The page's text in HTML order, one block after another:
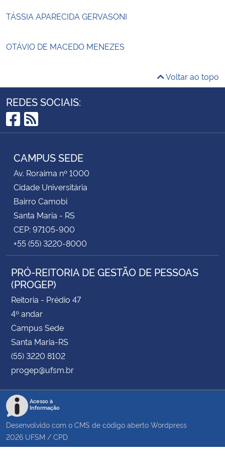
TÁSSIA APARECIDA GERVASONI
OTÁVIO DE MACEDO MENEZES
Voltar ao topo
REDES SOCIAIS:
Facebook
RSS
CAMPUS SEDE
Av. Roraima nº 1000
Cidade Universitária
Bairro Camobi
Santa Maria - RS
CEP: 97105-900
+55 (55) 3220-8000
PRÓ-REITORIA DE GESTÃO DE PESSOAS
(PROGEP)
Reitoria - Prédio 47
4º andar
Campus Sede
Santa Maria-RS
(55) 3220 8102
progep@ufsm.br
Acesso à
Informação
Desenvolvido com o CMS de código aberto Wordpress
2026 UFSM / CPD